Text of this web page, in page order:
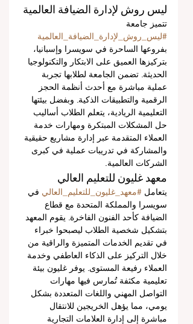
ليس روش لإدارة الضيافة العالمية
تتميز جامعة
#ليس_روش_لإدارة_الضيافة_العالمية
بفروعها الساحرة في سويسرا وإسبانيا،
بتركيزها العميق على الابتكار والتكنولوجيا
الحديثة. تضمن الجامعة لطلابها تجربة
عملية مباشرة مع أحدث أنظمة الحجز
الرقمية والتطبيقات الذكية. وبفضل بيئتها
التعليمية الريادية، يتعلم الطلاب أساليب
حل المشكلات المبتكرة ومهارات خدمة
العملاء المتقدمة عبر إدارة مشاريع حقيقية
والمشاركة في تدريبات عملية في كبرى
الشركات العالمية.
معهد غليون للتعليم العالي
يتعامل #معهد_غليون_للتعليم_العالي في
سويسرا والمملكة المتحدة مع قطاع
الضيافة كأحد الفنون الفاخرة. يقوم المعهد
بتشكيل شخصية الطلاب ليصبحوا خبراء
في تقديم الخدمات المتميزة والراقية من
خلال التركيز على الذكاء العاطفي وخدمة
العملاء رفيعة المستوى. يوفر غليون بيئة
تعليمية مكثفة تُمارس فيها مهارات
التواصل المهني واللغات المتعددة بشكل
يومي، مما يؤهل الخريجين للانتقال
مباشرة إلى إدارة العلامات التجارية